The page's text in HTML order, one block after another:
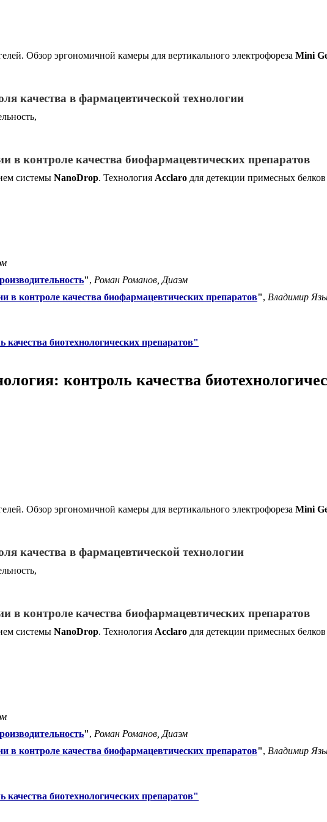
Обзор эргономичной камеры для вертикального электрофореза Mini
качества в фармацевтической технологии
в контроле качества биофармацевтических препаратов
системы NanoDrop. Технология Acclaro для детекции примесных
", Роман Романов, Диаэм
в контроле качества биофармацевтических препаратов", Владимир
качества биотехнологических препаратов"
контроль качества
Обзор эргономичной камеры для вертикального электрофореза Mini
качества в фармацевтической технологии
в контроле качества биофармацевтических препаратов
системы NanoDrop. Технология Acclaro для детекции примесных
", Роман Романов, Диаэм
в контроле качества биофармацевтических препаратов", Владимир
качества биотехнологических препаратов"